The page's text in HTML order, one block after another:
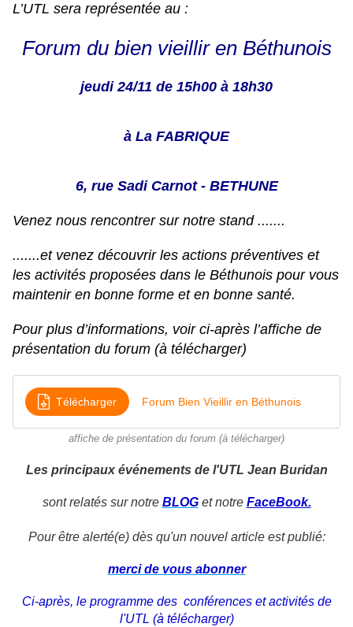
L’UTL sera représentée au :
Forum du bien vieillir en Béthunois
jeudi 24/11 de 15h00 à 18h30
à La FABRIQUE
6, rue Sadi Carnot - BETHUNE
Venez nous rencontrer sur notre stand .......
.......et venez découvrir les actions préventives et
les activités proposées dans le Béthunois pour vous
maintenir en bonne forme et en bonne santé.
Pour plus d’informations, voir ci-après l’affiche de
présentation du forum (à télécharger)
Télécharger Forum Bien Vieillir en Béthunois
affiche de présentation du forum (à télécharger)
Les principaux événements de l'UTL Jean Buridan
sont relatés sur notre BLOG et notre FaceBook.
Pour être alerté(e) dès qu'un nouvel article est publié:
merci de vous abonner
Ci-après, le programme des conférences et activités de
l'UTL (à télécharger)